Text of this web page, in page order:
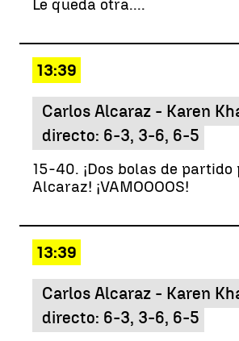
Le queda otra....
13:39
Carlos Alcaraz - Karen
directo: 6-3, 3-6, 6-5
15-40. ¡Dos bolas de
Alcaraz! ¡VAMOOOOS!
13:39
Carlos Alcaraz - Karen
directo: 6-3, 3-6, 6-5